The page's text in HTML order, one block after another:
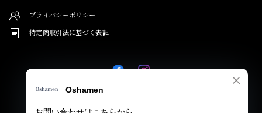
プライバシーポリシー
特定商取引法に基づく表記